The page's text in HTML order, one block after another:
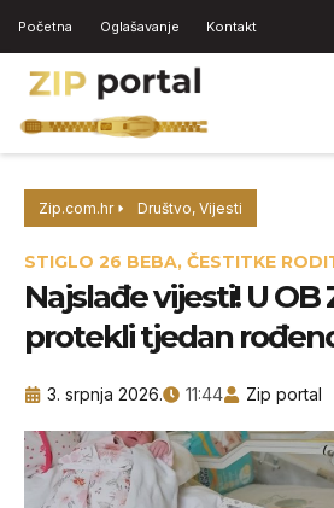
Početna Oglašavanje Kontakt
Zip.com.hr Društvo, Vijesti
STIGLO 26 BEBA, ČESTITKE
Najslađe vijesti! U OB
protekli tjedan
3. srpnja 2026. 11:44 Zip portal